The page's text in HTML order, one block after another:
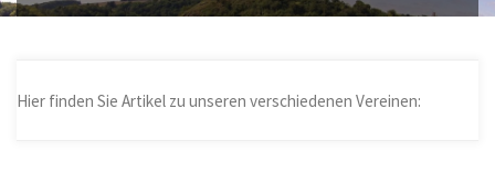
Hier finden Sie Artikel zu unseren verschiedenen Vereinen: